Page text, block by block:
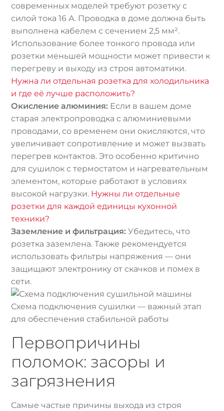
современных моделей требуют розетку с
силой тока 16 А. Проводка в доме должна быть
выполнена кабелем с сечением 2,5 мм².
Использование более тонкого провода или
розетки меньшей мощности может привести к
перегреву и выходу из строя автоматики.
Нужна ли отдельная розетка для холодильника
и где её лучше расположить?
Окисление алюминия: Если в вашем доме
старая электропроводка с алюминиевыми
проводами, со временем они окисляются, что
увеличивает сопротивление и может вызвать
перегрев контактов. Это особенно критично
для сушилок с термостатом и нагревательным
элементом, которые работают в условиях
высокой нагрузки. Нужны ли отдельные
розетки для каждой единицы кухонной
техники?
Заземление и фильтрация: Убедитесь, что
розетка заземлена. Также рекомендуется
использовать фильтры напряжения — они
защищают электронику от скачков и помех в
сети.
Схема подключения сушилки — важный этап
для обеспечения стабильной работы
Первопричины
поломок: засоры и
загрязнения
Самые частые причины выхода из строя